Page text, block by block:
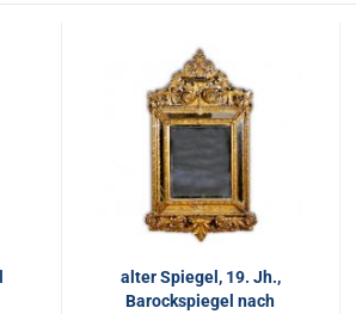
alter Spiegel, 19. Jh.,
Barockspiegel nach